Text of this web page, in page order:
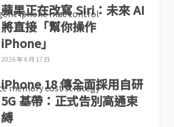
蘋果正在改寫 Siri：未來 AI
將直接「幫你操作
iPhone」
2026 年 6 月 17 日
iPhone 18 傳全面採用自研
5G 基帶：正式告別高通束
縛